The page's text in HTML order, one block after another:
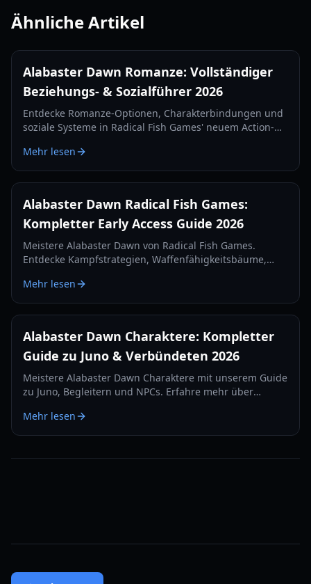
Ähnliche Artikel
Alabaster Dawn Romanze: Vollständiger
Beziehungs- & Sozialführer 2026
Entdecke Romanze-Optionen, Charakterbindungen und
soziale Systeme in Radical Fish Games' neuem Action-
interagiert.
Mehr lesen
Alabaster Dawn Radical Fish Games:
Kompletter Early Access Guide 2026
Meistere Alabaster Dawn von Radical Fish Games.
Entdecke Kampfstrategien, Waffenfähigkeitsbäume,
Guide.
Mehr lesen
Alabaster Dawn Charaktere: Kompletter
Guide zu Juno & Verbündeten 2026
Meistere Alabaster Dawn Charaktere mit unserem Guide
zu Juno, Begleitern und NPCs. Erfahre mehr über
Sol.
Mehr lesen